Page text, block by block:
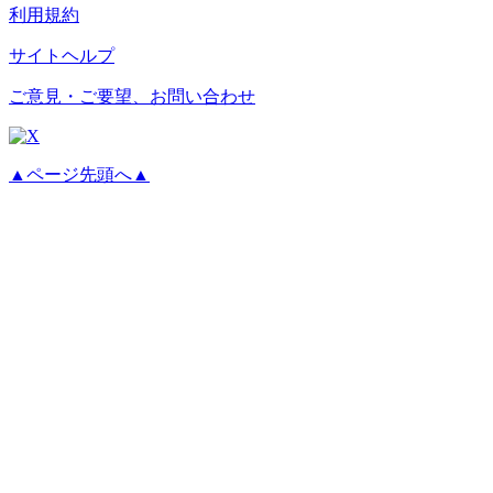
利用規約
サイトヘルプ
ご意見・ご要望、お問い合わせ
▲ページ先頭へ▲